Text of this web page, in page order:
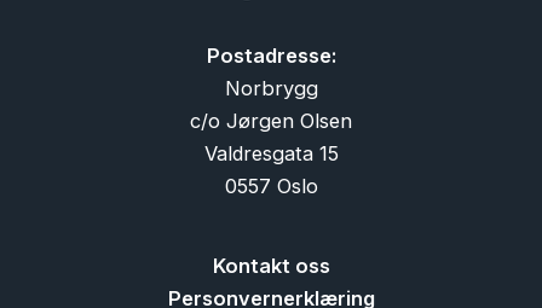
Postadresse:
Norbrygg
c/o Jørgen Olsen
Valdresgata 15
0557 Oslo
Kontakt oss
Personvernerklæring